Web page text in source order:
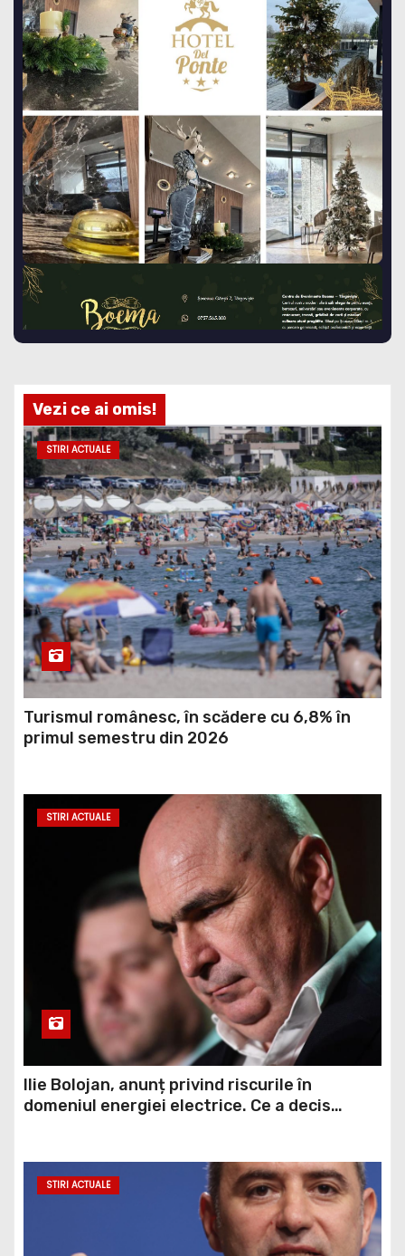
Vezi ce ai omis!
STIRI ACTUALE
Turismul românesc, în scădere cu 6,8% în
primul semestru din 2026
STIRI ACTUALE
Ilie Bolojan, anunț privind riscurile în
domeniul energiei electrice. Ce a decis
STIRI ACTUALE